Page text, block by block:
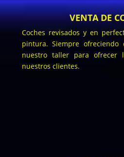
VENTA DE
Coches revisados y en
pintura. Siempre ofreciendo
nuestro taller para ofrecer
nuestros clientes.